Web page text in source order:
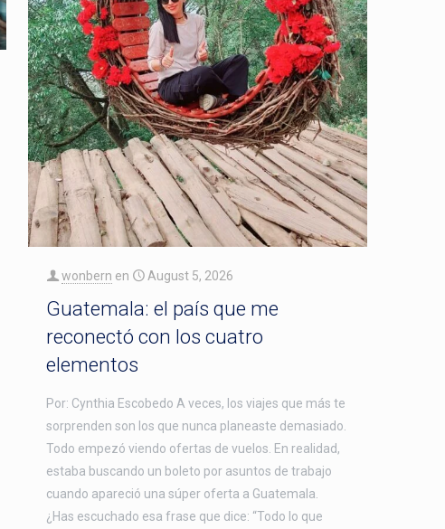
wonbern en August 5, 2026
Guatemala: el país que me
reconectó con los cuatro
elementos
Por: Cynthia Escobedo A veces, los viajes que más te
sorprenden son los que nunca planeaste demasiado.
Todo empezó viendo ofertas de vuelos. En realidad,
estaba buscando un boleto por asuntos de trabajo
cuando apareció una súper oferta a Guatemala.
¿Has escuchado esa frase que dice: “Todo lo que